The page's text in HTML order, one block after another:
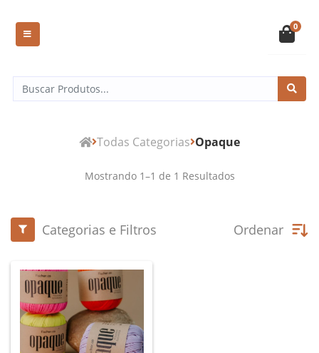
0
Todas Categorias Opaque
Mostrando 1–1 de 1 Resultados
Categorias e Filtros Ordenar